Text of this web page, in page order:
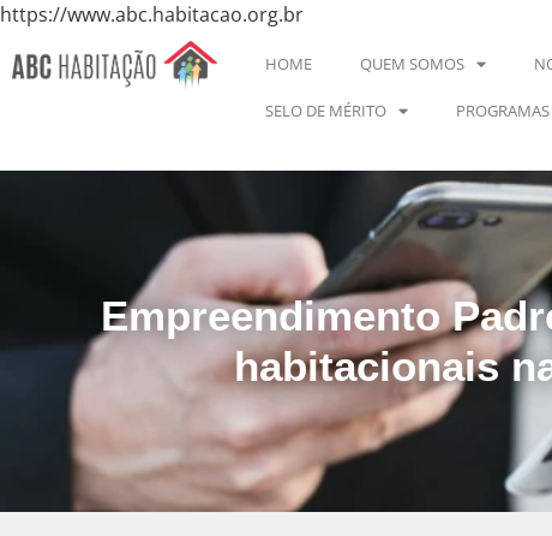
https://www.abc.habitacao.org.br
HOME QUEM SOMOS
SELO DE MÉRITO
Empreendimento
habitacionais